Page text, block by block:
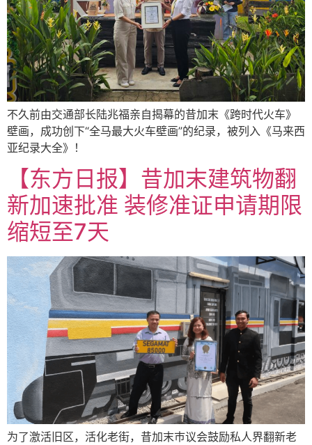
不久前由交通部长陆兆福亲自揭幕的昔加末《跨时代火车》
壁画，成功创下“全马最大火车壁画”的纪录，被列入《马来西
亚纪录大全》！
【东方日报】昔加末建筑物翻
新加速批准 装修准证申请期限
缩短至7天
为了激活旧区，活化老街，昔加末巿议会鼓励私人界翻新老